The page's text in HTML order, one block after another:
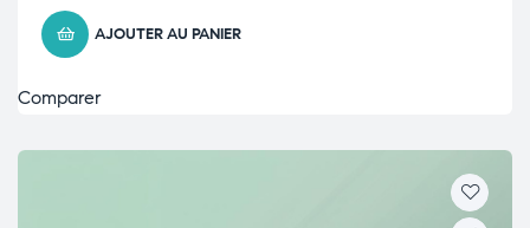
AJOUTER AU PANIER
Comparer